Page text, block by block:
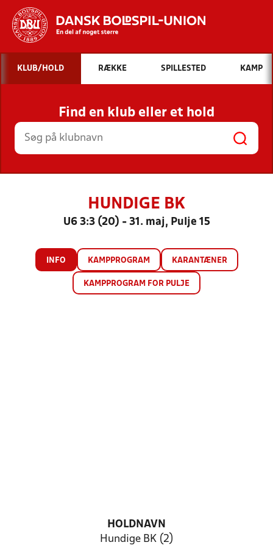
Hvad vil du søge efter?
INDHOLD OG NYHEDER
STILLINGER, RESULTATER, KLUBBER OG
HOLD
KLUB/HOLD RÆKKE SPILLESTED KAMP
Find en klub eller et hold
HUNDIGE BK
U6 3:3 (20) - 31. maj, Pulje 15
INFO KAMPPROGRAM KARANTÆNER
KAMPPROGRAM FOR PULJE
HOLDNAVN
Hundige BK (2)